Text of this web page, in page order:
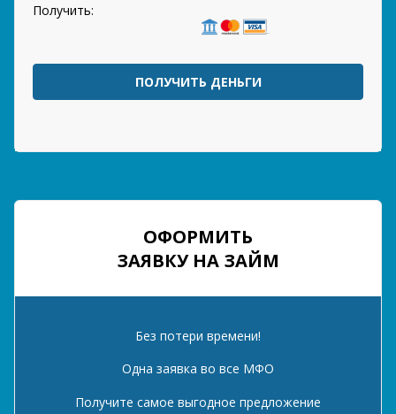
Получить:
ПОЛУЧИТЬ ДЕНЬГИ
ОФОРМИТЬ
ЗАЯВКУ НА ЗАЙМ
Без потери времени!
Одна заявка во все МФО
Получите самое выгодное предложение